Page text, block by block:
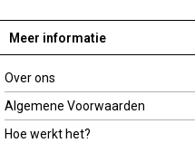
Meer informatie
Over ons
Algemene Voorwaarden
Hoe werkt het?